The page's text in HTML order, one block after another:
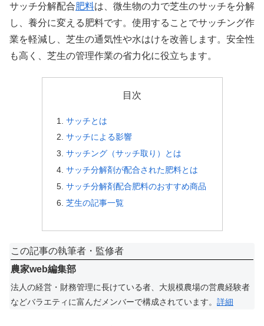
サッチ分解配合肥料は、微生物の力で芝生のサッチを分解
し、養分に変える肥料です。使用することでサッチング作
業を軽減し、芝生の通気性や水はけを改善します。安全性
も高く、芝生の管理作業の省力化に役立ちます。
目次
サッチとは
サッチによる影響
サッチング（サッチ取り）とは
サッチ分解剤が配合された肥料とは
サッチ分解剤配合肥料のおすすめ商品
芝生の記事一覧
この記事の執筆者・監修者
農家web編集部
法人の経営・財務管理に長けている者、大規模農場の営農経験者
などバラエティに富んだメンバーで構成されています。 詳細